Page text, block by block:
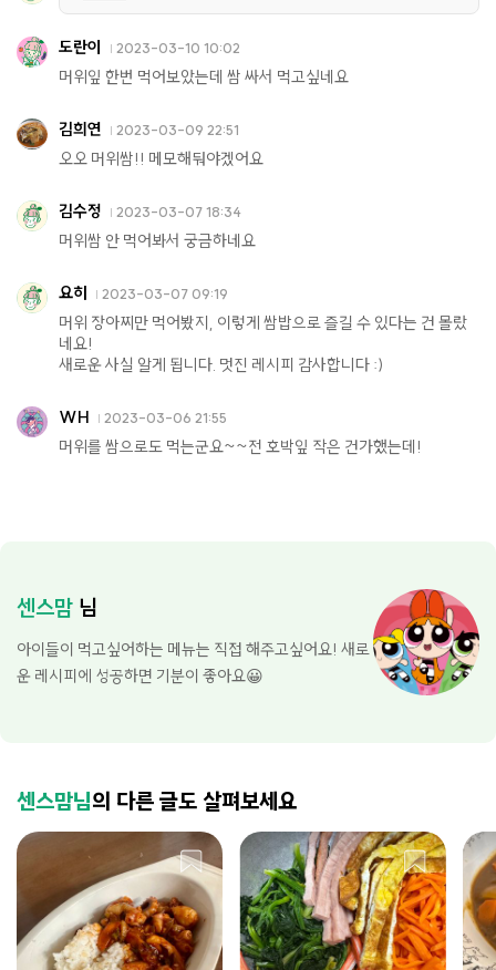
도란이 2023-03-10 10:02
머위잎 한번 먹어보았는데 쌈 싸서 먹고싶네요
김희연 2023-03-09 22:51
오오 머위쌈!! 메모해둬야겠어요
김수정 2023-03-07 18:34
머위쌈 안 먹어봐서 궁금하네요
요히 2023-03-07 09:19
머위 장아찌만 먹어봤지, 이렇게 쌈밥으로 즐길 수 있다는 건 몰랐
네요!
새로운 사실 알게 됩니다. 멋진 레시피 감사합니다 :)
WH 2023-03-06 21:55
머위를 쌈으로도 먹는군요~~전 호박잎 작은 건가했는데!
센스맘 님
아이들이 먹고싶어하는 메뉴는 직접 해주고싶어요! 새로
운 레시피에 성공하면 기분이 좋아요😀
센스맘님의 다른 글도 살펴보세요